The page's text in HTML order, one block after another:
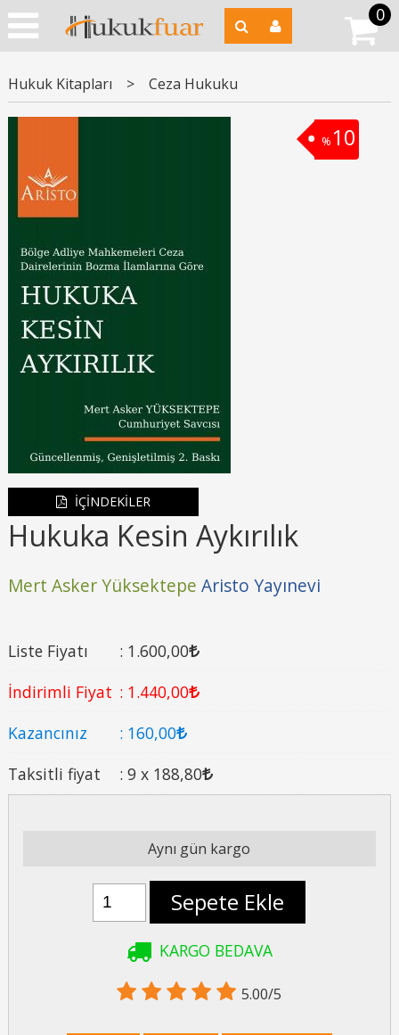
0
Hukuk Kitapları > Ceza Hukuku
%10
İÇİNDEKİLER
Hukuka Kesin Aykırılık
Mert Asker Yüksektepe Aristo Yayınevi
Liste Fiyatı : 1.600,00
İndirimli Fiyat : 1.440,00
Kazancınız
: 160,00
Taksitli fiyat
: 9 x 188,80
Aynı gün kargo
Sepete Ekle
KARGO BEDAVA
5.00/5